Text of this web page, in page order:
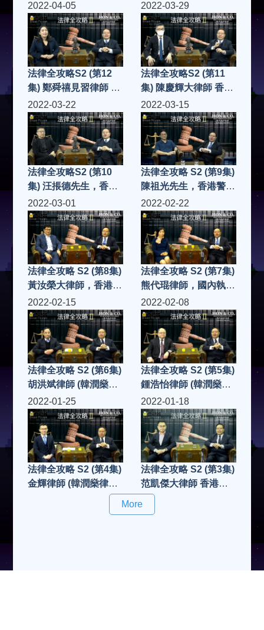
2022-04-05
法律全攻略S2 (第12
集) 鄭舜禧見習律師 90
後年輕律師對香港和大
灣區法律工作的抱負
2022-03-29
法律全攻略S2 (第11
集) 陳慶輝大律師 香港
民事訴訟的注意事項
2022-03-22
法律全攻略S2 (第10
集) 汪掁德先生，香港
緬甸商會副會長 投資
東南亞的法律問題
2022-03-15
法律全攻略 S2 (第9集)
陳祖光先生，香港警察
隊員佐級協會前主席，
退休警員 香港警察執
法的法律基礎
2022-03-01
法律全攻略 S2 (第8集)
黃汝榮大律師，香港執
業大律師，香港前任法
官 香港法官在刑事案
件處理過程的喜與悲
2022-02-22
法律全攻略 S2 (第7集)
熊代琨律師，國內執業
律師，深圳廣和律師事
務所高級合夥人 港深
兩地律師在過去和未來
的合作方向
2022-02-15
法律全攻略 S2 (第6集)
胡洪斌律師 (韓潤燊律
師樓合夥人) 財富傳承
2022-02-08
法律全攻略 S2 (第5集)
鍾浩怡律師 (韓潤燊律
師樓合夥人) 工傷及意
外索償與中港跨境保險
2022-01-25
法律全攻略 S2 (第4集)
金輝律師 (韓潤燊律師
樓合夥人) 民事訴訟案
中勝訴一方如何執行法
2022-01-18
法律全攻略 S2 (第3集)
范凱傑大律師 香港民
事法律
More